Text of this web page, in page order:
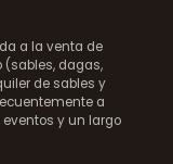
a la venta de
dagas,
de sables y
a
y un largo